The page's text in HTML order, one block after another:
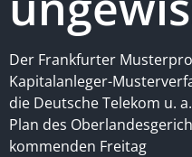
Der Frankfurter
Kapitalanleger-
die Deutsche Telekom u.
Plan des
kommenden Freitag